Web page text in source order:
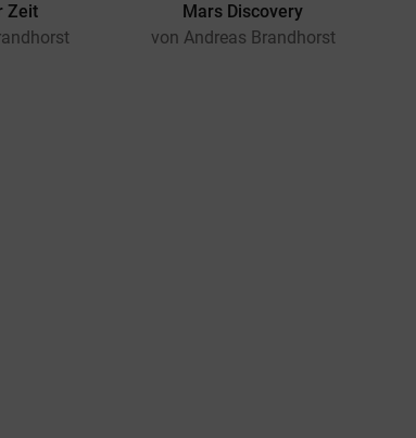
Zeit
Mars Discovery
von Andreas Brandhorst